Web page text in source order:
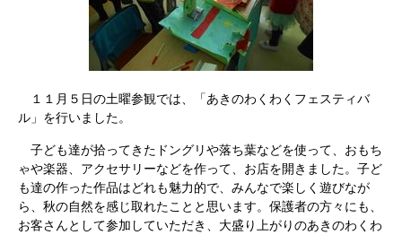
１１月５日の土曜参観では、「あきのわくわくフェスティバ
ル」を行いました。
子ども達が拾ってきたドングリや落ち葉などを使って、おもち
ゃや楽器、アクセサリーなどを作って、お店を開きました。子ど
も達の作った作品はどれも魅力的で、みんなで楽しく遊びなが
ら、秋の自然を感じ取れたことと思います。保護者の方々にも、
お客さんとして参加していただき、大盛り上がりのあきのわくわ